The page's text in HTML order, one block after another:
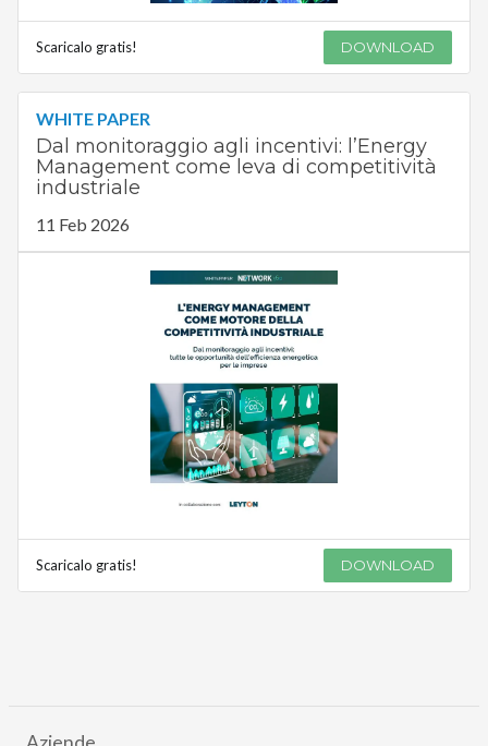
Scaricalo gratis! DOWNLOAD
WHITE PAPER
Dal monitoraggio agli incentivi: l’Energy
Management come leva di competitività
industriale
11 Feb 2026
Scaricalo gratis! DOWNLOAD